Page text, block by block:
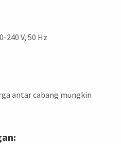
240 V, 50 Hz
antar cabang mungkin